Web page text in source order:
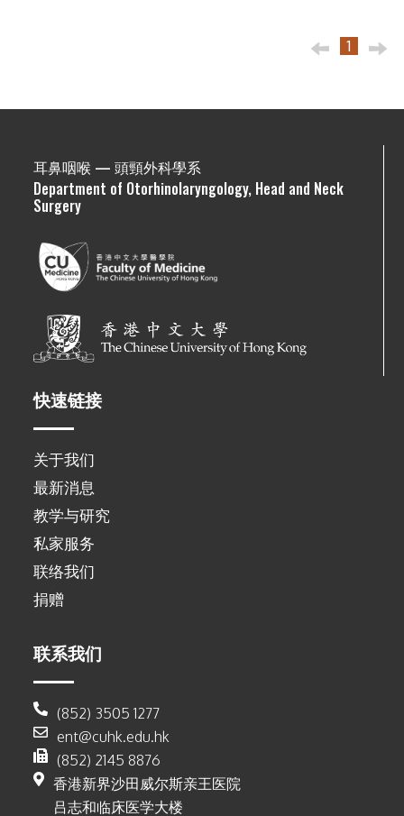
1
耳鼻咽喉 — 頭頸外科學系
Department of Otorhinolaryngology, Head and Neck
Surgery
快速链接
关于我们
最新消息
教学与研究
私家服务
联络我们
捐赠
联系我们
(852) 3505 1277
ent@cuhk.edu.hk
(852) 2145 8876
香港新界沙田威尔斯亲王医院
吕志和临床医学大楼